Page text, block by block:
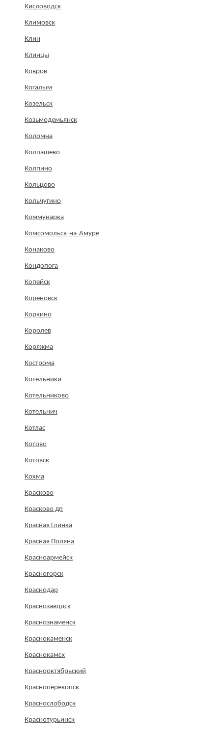
Кисловодск
Климовск
Клин
Клинцы
Ковров
Когалым
Козельск
Козьмодемьянск
Коломна
Колпашево
Колпино
Кольцово
Кольчугино
Коммунарка
Комсомольск-на-Амуре
Конаково
Кондопога
Копейск
Кореновск
Коркино
Королев
Коряжма
Кострома
Котельники
Котельниково
Котельнич
Котлас
Котово
Котовск
Кохма
Красково
Красково дп
Красная Глинка
Красная Поляна
Красноармейск
Красногорск
Краснодар
Краснозаводск
Краснознаменск
Краснокаменск
Краснокамск
Краснооктябрьский
Красноперекопск
Краснослободск
Краснотурьинск